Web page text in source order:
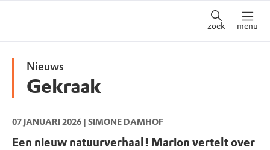
zoek menu
Nieuws
Gekraak
07 JANUARI 2026 | SIMONE DAMHOF
Een nieuw natuurverhaal! Marion vertelt over